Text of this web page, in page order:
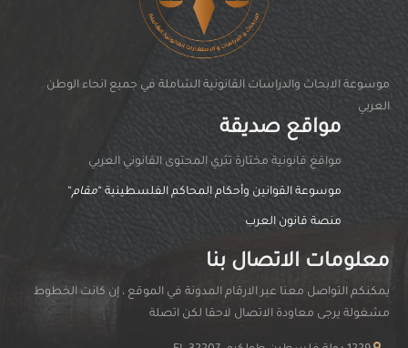
موسوعة الابحاث والدراسات القانونية الشاملة في جميع انحاء الوطن
العربي
مواقع صديقة
مواقغ قانونية مختارة تثري المحتوى القانوني العربي
موسوعة القوانين وأحكام المحاكم الفلسطينية “مقام“
منصة قانون العرب
معلومات الاتصال بنا
يمكنكم التواصل معنا عبر الارقام المدونة في الموقع ، إن كانت الخطوط
مشغولة يرجى معاودة الاتصال لاحقا لكن اتصلة